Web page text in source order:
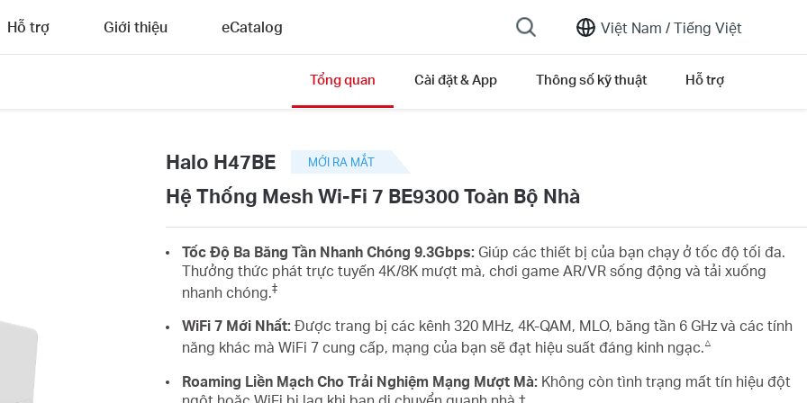
Việt Nam /Tiếng Việt
Hỗ trợ Giới thiệu eCatalog
Tổng quan Cài đặt & App Thông số kỹ thuật Hỗ trợ
Halo H47BE MỚI RA MẮT
Hệ Thống Mesh Wi‑Fi 7 BE9300 Toàn Bộ Nhà
Tốc Độ Ba Băng Tần Nhanh Chóng 9.3Gbps: Giúp các thiết bị của bạn chạy ở tốc độ tối đa.
Thưởng thức phát trực tuyến 4K/8K mượt mà, chơi game AR/VR sống động và tải xuống
nhanh chóng.‡
WiFi 7 Mới Nhất: Được trang bị các kênh 320 MHz, 4K-QAM, MLO, băng tần 6 GHz và các tính
năng khác mà WiFi 7 cung cấp, mạng của bạn sẽ đạt hiệu suất đáng kinh ngạc.△
Roaming Liền Mạch Cho Trải Nghiệm Mạng Mượt Mà: Không còn tình trạng mất tín hiệu đột